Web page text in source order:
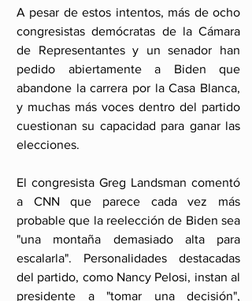
A pesar de estos intentos, más de ocho
congresistas demócratas de la Cámara
de Representantes y un senador han
pedido abiertamente a Biden que
abandone la carrera por la Casa Blanca,
y muchas más voces dentro del partido
cuestionan su capacidad para ganar las
elecciones.
El congresista Greg Landsman comentó
a CNN que parece cada vez más
probable que la reelección de Biden sea
"una montaña demasiado alta para
escalarla". Personalidades destacadas
del partido, como Nancy Pelosi, instan al
presidente a "tomar una decisión",